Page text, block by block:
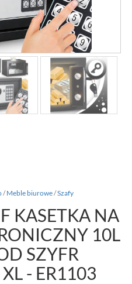
/Meble biurowe/Szafy
KASETKA NA
10L
SZYFR
- ER1103